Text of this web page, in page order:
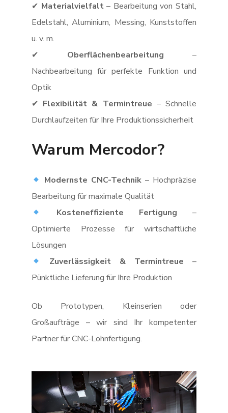
✔ Materialvielfalt– Bearbeitung von Stahl,
Edelstahl, Aluminium, Messing, Kunststoffen
u. v. m.
✔ Oberflächenbearbeitung –
Nachbearbeitung für perfekte Funktion und
Optik
✔ Flexibilität & Termintreue – Schnelle
Durchlaufzeiten für Ihre Produktionssicherheit
Warum Mercodor?
Modernste CNC-Technik – Hochpräzise
Bearbeitung für maximale Qualität
Kosteneffiziente Fertigung –
Optimierte Prozesse für wirtschaftliche
Lösungen
Zuverlässigkeit & Termintreue –
Pünktliche Lieferung für Ihre Produktion
Ob Prototypen, Kleinserien oder
Großaufträge – wir sind Ihr kompetenter
Partner für CNC-Lohnfertigung.